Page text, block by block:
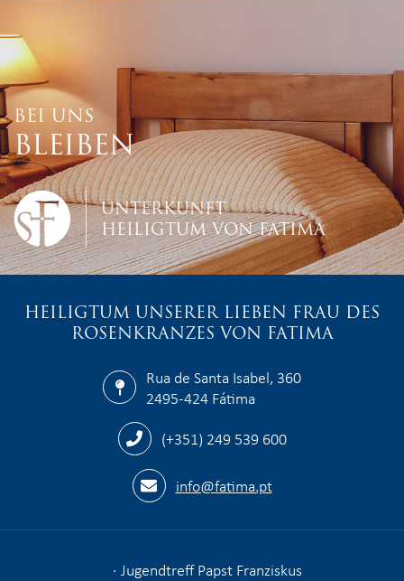
BEI UNS
BLEIBEN
UNTERKUNFT
HEILIGTUM VON FATIMA
HEILIGTUM UNSERER LIEBEN FRAU DES
ROSENKRANZES VON FATIMA
Rua de Santa Isabel, 360
2495-424 Fátima
(+351) 249 539 600
info@fatima.pt
Jugendtreff Papst Franziskus